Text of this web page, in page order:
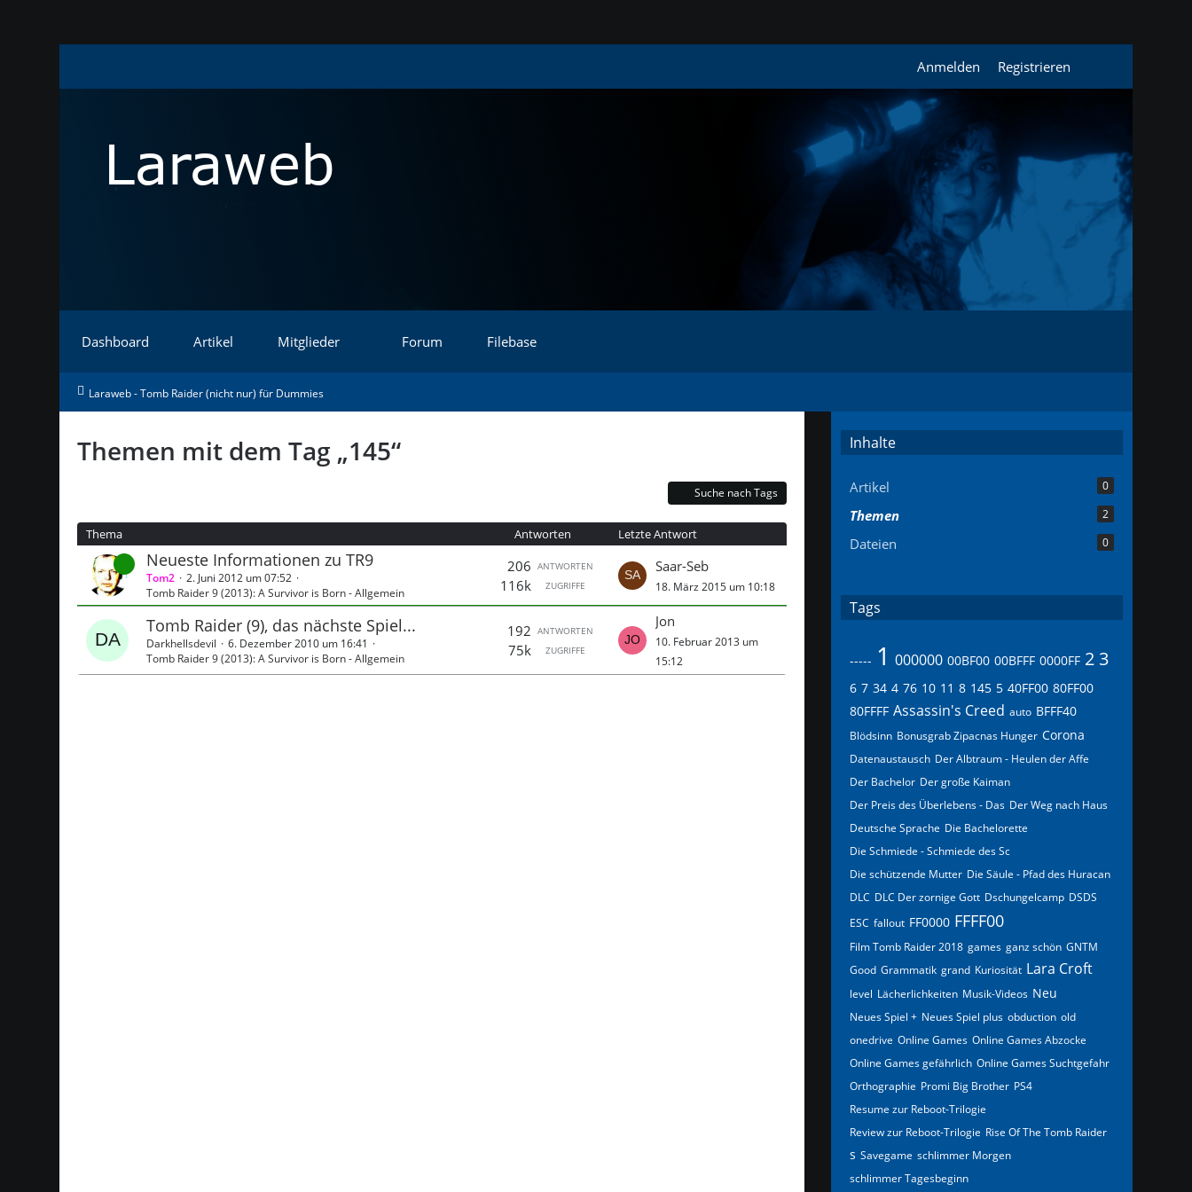
Dashboard Artikel Mitglieder Forum Filebase
Anmelden Registrieren
Laraweb - Tomb Raider (nicht nur) für Dummies
Themen mit dem Tag „145“
Suche nach Tags
Thema Antworten Letzte Antwort
Neueste Informationen zu TR9
Tom2
2. Juni 2012 um 07:52
Tomb Raider 9 (2013): A Survivor is Born - Allgemein
ANTWORTEN
206
ZUGRIFFE
116k
Saar-Seb
18. März 2015 um 10:18
Tomb Raider (9), das nächste Spiel...
Darkhellsdevil
6. Dezember 2010 um 16:41
Tomb Raider 9 (2013): A Survivor is Born - Allgemein
ANTWORTEN
192
ZUGRIFFE
75k
Jon
10. Februar 2013 um
15:12
Inhalte
Artikel 0
Themen 2
Dateien 0
Tags
----- 1 000000 00BF00 00BFFF 0000FF 2 3
6 7 34 4 76 10 11 8 145 5 40FF00 80FF00
80FFFF Assassin's Creed auto BFFF40
Blödsinn Bonusgrab Zipacnas Hunger Corona
Datenaustausch Der Albtraum - Heulen der Affe
Der Bachelor Der große Kaiman
Der Preis des Überlebens - Das Der Weg nach Haus
Deutsche Sprache Die Bachelorette
Die Schmiede - Schmiede des Sc
Die schützende Mutter Die Säule - Pfad des Huracan
DLC DLC Der zornige Gott Dschungelcamp DSDS
ESC fallout FF0000 FFFF00
Film Tomb Raider 2018 games ganz schön GNTM
Good Grammatik grand Kuriosität Lara Croft
level Lächerlichkeiten Musik-Videos Neu
Neues Spiel + Neues Spiel plus obduction old
onedrive Online Games Online Games Abzocke
Online Games gefährlich Online Games Suchtgefahr
Orthographie Promi Big Brother PS4
Resume zur Reboot-Trilogie
Review zur Reboot-Trilogie Rise Of The Tomb Raider
s Savegame schlimmer Morgen
schlimmer Tagesbeginn